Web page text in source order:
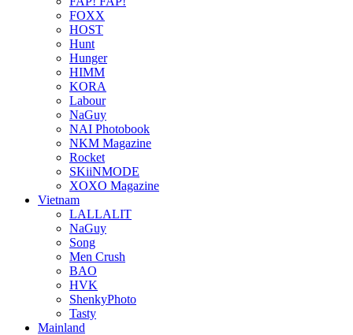
FOXX
HOST
Hunt
Hunger
HIMM
KORA
Labour
NaGuy
NAI Photobook
NKM Magazine
Rocket
SKiiNMODE
XOXO Magazine
Vietnam
LALLALIT
NaGuy
Song
Men Crush
BAO
HVK
ShenkyPhoto
Tasty
Mainland